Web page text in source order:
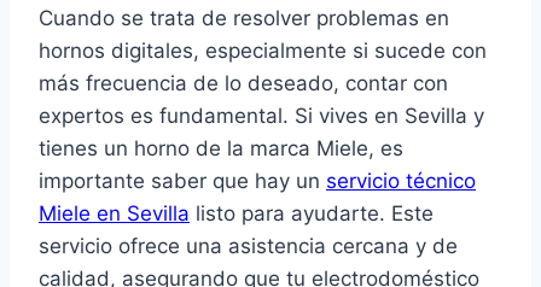
Cuando se trata de resolver problemas en
hornos digitales, especialmente si sucede con
más frecuencia de lo deseado, contar con
expertos es fundamental. Si vives en Sevilla y
tienes un horno de la marca Miele, es
importante saber que hay un servicio técnico
Miele en Sevilla listo para ayudarte. Este
servicio ofrece una asistencia cercana y de
calidad, asegurando que tu electrodoméstico